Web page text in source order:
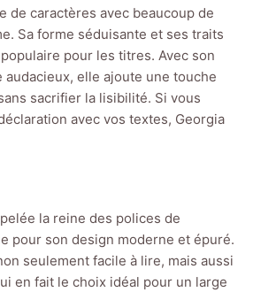
de caractères avec beaucoup de
Sa forme séduisante et ses traits
pour les titres. Avec son
elle ajoute une touche
sacrifier la lisibilité. Si vous
avec vos textes, Georgia
la reine des polices de
pour son design moderne et épuré.
seulement facile à lire, mais aussi
en fait le choix idéal pour un large